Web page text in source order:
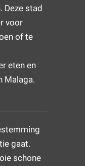
Deze stad
voor
of te
eten en
Malaga.
gaat.
schone